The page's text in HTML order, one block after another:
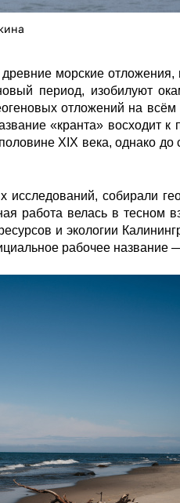
морские отложения,
период, изобилуют
отложений на
«кранта» восходит
XIX века, однако до
собирали
работа велась в тесном
и экологии
рабочее название